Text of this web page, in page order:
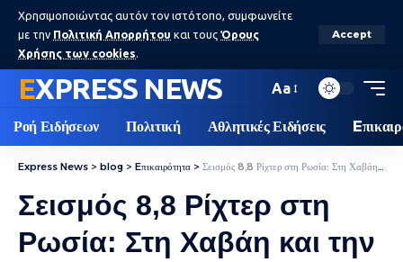
Χρησιμοποιώντας αυτόν τον ιστότοπο, συμφωνείτε
με την Πολιτική Απορρήτου και τους Όρους
Χρήσης των cookies.
Accept
EXPRESS NEWS Aa
Ροή Ειδήσεων Πολιτική Αθλητικές Ειδήσεις
Express News > blog > Eπικαιρότητα > Σεισμός 8,8 Ρίχτερ στη Ρωσία: Στη Χαβάη και την Αλάσκα τα πρώτα κύματα τσουνάμι – Συναγερμός σε όλο τον Ειρηνικό
Σεισμός 8,8 Ρίχτερ στη
Ρωσία: Στη Χαβάη και την